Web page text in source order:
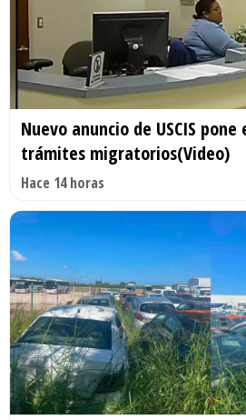
Nuevo anuncio de USCIS
trámites migratorios(Video)
Hace 14 horas